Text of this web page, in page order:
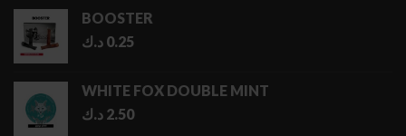
BOOSTER
0.25 د.ك
WHITE FOX DOUBLE MINT
2.50 د.ك